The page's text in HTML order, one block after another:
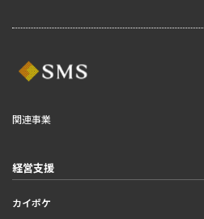
関連事業
経営支援
カイポケ